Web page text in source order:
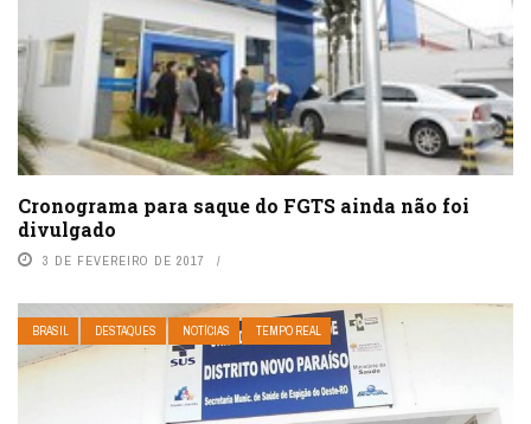
Cronograma para saque do FGTS ainda não foi
divulgado
3 DE FEVEREIRO DE 2017
BRASIL DESTAQUES NOTÍCIAS TEMPO REAL